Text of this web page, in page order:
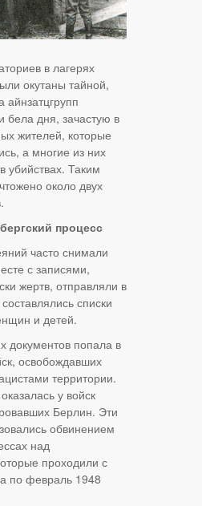
в лагерях
окутаны тайной,
айнзатцгрупп
бела дня, зачастую в
жителей, которые
а многие из них
убийствах. Таким
около двух
процесс
часто снимали
с записями,
жертв, отправляли в
списки
и детей.
документов попала в
освобождавших
территории.
у войск
Берлин. Эти
обвинением
над
проходили с
по февраль 1948